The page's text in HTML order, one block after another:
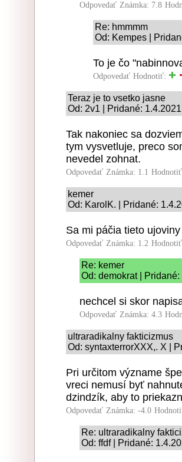
Odpovedať Známka: 7.8
Re: hmmmm
Od: Kempes |
To je čo
Odpovedať Hodnotiť:
Teraz je to vsetko jasne
Od: 2v1 | Pridané:
Tak nakoniec sa
tym vysvetluje, preco
nevedel zohnat.
Odpovedať Známka: 1.1
kemer
Od: KarolK. | Pridané:
Sa mi páčia tieto
Odpovedať Známka: 1.2
Re: kemer
Od: demokrat |
nechcel si skor
Odpovedať Známka: 4.3
ultraradikalny fakticizmus
Od: syntaxterrorXXX,. X |
Pri určitom význame
vreci nemusí byť
dzindzík, aby to
Odpovedať Známka: -4.0
Re: ultraradikalny
Od: ffdf | Pridané: